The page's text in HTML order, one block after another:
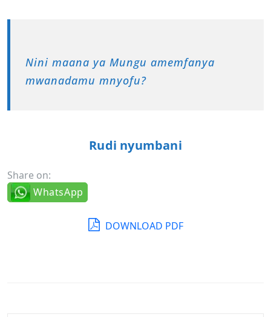
Nini maana ya Mungu amemfanya
mwanadamu mnyofu?
Rudi nyumbani
Share on:
WhatsApp
DOWNLOAD PDF